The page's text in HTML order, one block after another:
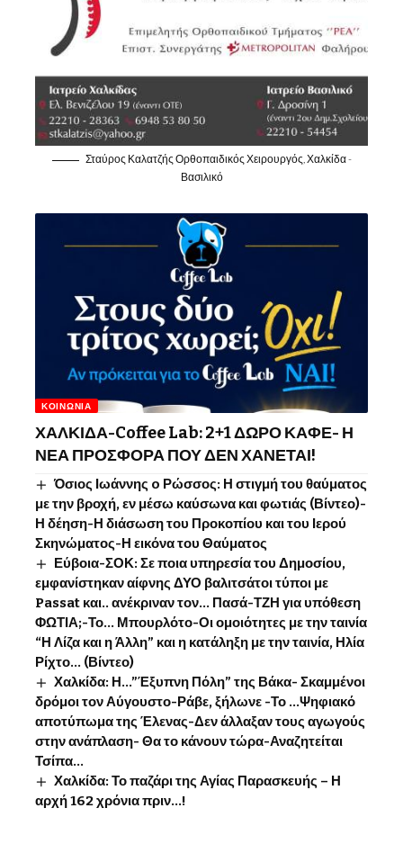
Σταύρος Καλατζής Ορθοπαιδικός Χειρουργός, Χαλκίδα -
Βασιλικό
ΚΟΙΝΩΝΊΑ
ΧΑΛΚΙΔΑ-Coffee Lab: 2+1 ΔΩΡΟ ΚΑΦΕ- Η
ΝΕΑ ΠΡΟΣΦΟΡΑ ΠΟΥ ΔΕΝ ΧΑΝΕΤΑΙ!
Όσιος Ιωάννης o Ρώσσος: Η στιγμή του θαύματος
με την βροχή, εν μέσω καύσωνα και φωτιάς (Βίντεο)-
Η δέηση-Η διάσωση του Προκοπίου και του Ιερού
Σκηνώματος-Η εικόνα του Θαύματος
Εύβοια-ΣΟΚ: Σε ποια υπηρεσία του Δημοσίου,
εμφανίστηκαν αίφνης ΔΥΟ βαλιτσάτοι τύποι με
Passat και.. ανέκριναν τον… Πασά-ΤΖΗ για υπόθεση
ΦΩΤΙΑ;-Το… Μπουρλότο-Οι ομοιότητες με την ταινία
“Η Λίζα και η Άλλη” και η κατάληξη με την ταινία, Ηλία
Ρίχτο… (Βίντεο)
Χαλκίδα: Η…”Έξυπνη Πόλη” της Βάκα- Σκαμμένοι
δρόμοι τον Αύγουστο-Ράβε, ξήλωνε -Το …Ψηφιακό
αποτύπωμα της Έλενας-Δεν άλλαξαν τους αγωγούς
στην ανάπλαση- Θα το κάνουν τώρα-Αναζητείται
Τσίπα…
Χαλκίδα: Το παζάρι της Αγίας Παρασκευής – Η
αρχή 162 χρόνια πριν…!